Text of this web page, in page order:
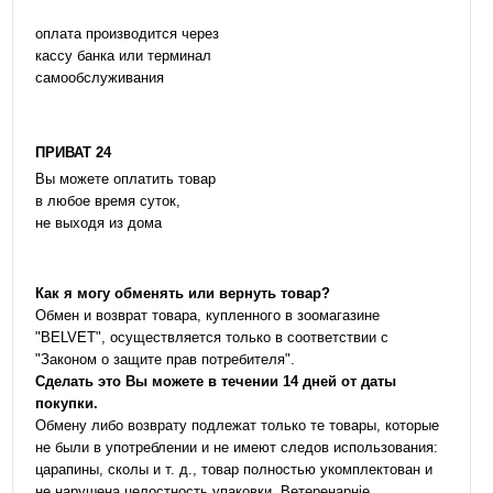
оплата производится через
кассу банка или терминал
самообслуживания
ПРИВАТ 24
Вы можете оплатить товар
в любое время суток,
не выходя из дома
Как я могу обменять или вернуть товар?
Обмен и возврат товара, купленного в зоомагазине
"BELVET", осуществляется только в соответствии с
"Законом о защите прав потребителя".
Сделать это Вы можете в течении 14 дней от даты
покупки.
Обмену либо возврату подлежат только те товары, которые
не были в употреблении и не имеют следов использования:
царапины, сколы и т. д., товар полностью укомплектован и